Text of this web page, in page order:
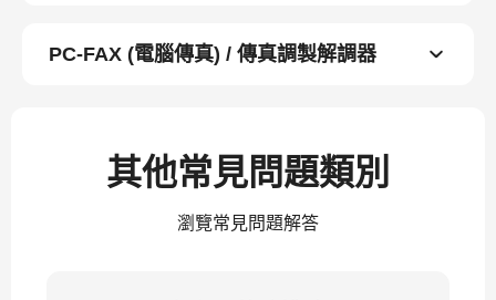
PC-FAX (電腦傳真) / 傳真調製解調器
其他常見問題類別
瀏覽常見問題解答